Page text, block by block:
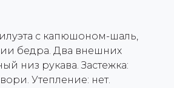
с капюшоном-шаль,
бедра. Два внешних
низ рукава. Застежка:
Утепление: нет.